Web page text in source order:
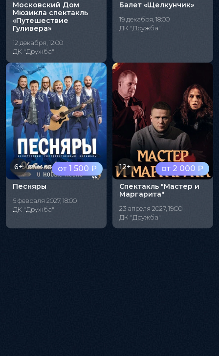
Московский Дом
Мюзикла спектакль
«Путешествие
Гуливера»
12 декабря, 12:00
ДК "Дружба"
Балет «Щелкунчик»
19 декабря, 18:00
ДК "Дружба"
от 1 500 ₽
6+
Песняры
6 февраля 2027, 18:00
ДК "Дружба"
от 2 000 ₽
12+
Спектакль "Мастер и
Маргарита"
23 апреля 2027, 19:00
ДК "Дружба"